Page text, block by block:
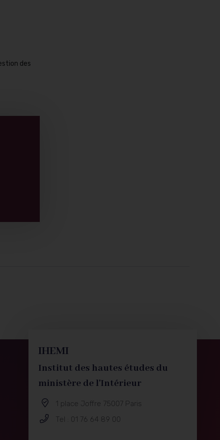
des
IHEMI
Institut des hautes études du
ministère de l'Intérieur
1 place Joffre 75007 Paris
Tel : 01 76 64 89 00